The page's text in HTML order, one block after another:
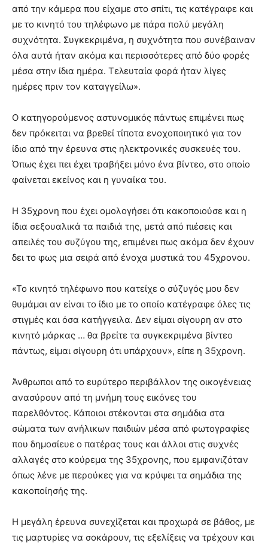
από την κάμερα που είχαμε στο σπίτι, τις κατέγραφε και
με το κινητό του τηλέφωνο με πάρα πολύ μεγάλη
συχνότητα. Συγκεκριμένα, η συχνότητα που συνέβαιναν
όλα αυτά ήταν ακόμα και περισσότερες από δύο φορές
μέσα στην ίδια ημέρα. Τελευταία φορά ήταν λίγες
ημέρες πριν τον καταγγείλω».
Ο κατηγορούμενος αστυνομικός πάντως επιμένει πως
δεν πρόκειται να βρεθεί τίποτα ενοχοποιητικό για τον
ίδιο από την έρευνα στις ηλεκτρονικές συσκευές του.
Όπως έχει πει έχει τραβήξει μόνο ένα βίντεο, στο οποίο
φαίνεται εκείνος και η γυναίκα του.
Η 35χρονη που έχει ομολογήσει ότι κακοποιούσε και η
ίδια σεξουαλικά τα παιδιά της, μετά από πιέσεις και
απειλές του συζύγου της, επιμένει πως ακόμα δεν έχουν
δει το φως μια σειρά από ένοχα μυστικά του 45χρονου.
«Το κινητό τηλέφωνο που κατείχε ο σύζυγός μου δεν
θυμάμαι αν είναι το ίδιο με το οποίο κατέγραφε όλες τις
στιγμές και όσα κατήγγειλα. Δεν είμαι σίγουρη αν στο
κινητό μάρκας … θα βρείτε τα συγκεκριμένα βίντεο
πάντως, είμαι σίγουρη ότι υπάρχουν», είπε η 35χρονη.
Άνθρωποι από το ευρύτερο περιβάλλον της οικογένειας
ανασύρουν από τη μνήμη τους εικόνες του
παρελθόντος. Κάποιοι στέκονται στα σημάδια στα
σώματα των ανήλικων παιδιών μέσα από φωτογραφίες
που δημοσίευε ο πατέρας τους και άλλοι στις συχνές
αλλαγές στο κούρεμα της 35χρονης, που εμφανιζόταν
όπως λένε με περούκες για να κρύψει τα σημάδια της
κακοποίησής της.
Η μεγάλη έρευνα συνεχίζεται και προχωρά σε βάθος, με
τις μαρτυρίες να σοκάρουν, τις εξελίξεις να τρέχουν και